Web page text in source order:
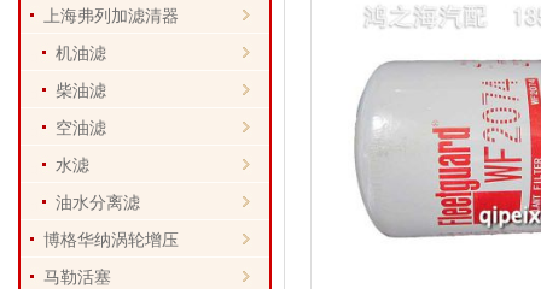
件)
上海弗列加滤清器
机油滤
柴油滤
空油滤
水滤
油水分离滤
博格华纳涡轮增压
马勒活塞